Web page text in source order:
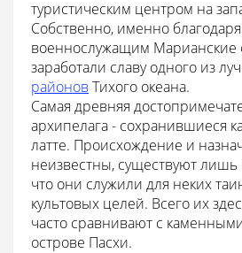
туристическим центром на
Собственно, именно
военнослужащим Марианские
заработали славу одного из
районовТихого океана.
Самая древняя
архипелага - сохранившиеся
латте. Происхождение и
неизвестны, существуют
что они служили для неких
культовых целей. Всего их
часто сравнивают с
острове Пасхи.